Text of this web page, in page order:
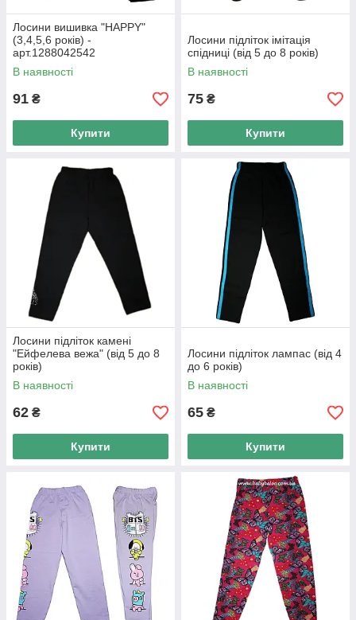
Працюємо в цій сфері понад 15
років, знаємо всі тонкощі і
нюанси
Реалізуємо тільки якісні дитячі
речі від кращих фабрик
Надаємо консультації та
допомога у виборі моделей та
Заводський брак міняємо за
рахунок компанії
Замовити обраний товар - просто
Залишити заявку на сайті або зателефонувати нам
Дочекатися підтвердження замовлення менеджером
Вибрати зручний спосіб оплати і доставки
Інструкція «Як зробити замовлення»
Лосини вишивка "HAPPY"
(3,4,5,6 років) -
арт.1288042542
В наявності
91 ₴
Купити
Лосини підліток імітація
спідниці (від 5 до 8 років)
В наявності
75 ₴
Купити
Лосини підліток камені
"Ейфелева вежа" (від 5 до 8
років)
В наявності
62 ₴
Купити
Лосини підліток лампас (від 4
до 6 років)
В наявності
65 ₴
Купити